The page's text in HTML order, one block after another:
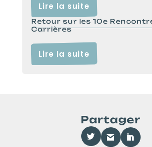
Lire la suite
Retour sur les 10e
Carrières
Lire la suite
Partager